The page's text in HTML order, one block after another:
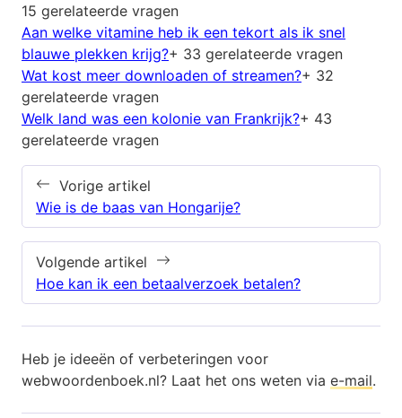
15 gerelateerde vragen
Aan welke vitamine heb ik een tekort als ik snel
blauwe plekken krijg?+ 33 gerelateerde vragen
Wat kost meer downloaden of streamen?+ 32
gerelateerde vragen
Welk land was een kolonie van Frankrijk?+ 43
gerelateerde vragen
Vorige artikel
Wie is de baas van Hongarije?
Volgende artikel
Hoe kan ik een betaalverzoek betalen?
Heb je ideeën of verbeteringen voor
webwoordenboek.nl? Laat het ons weten via e-mail.